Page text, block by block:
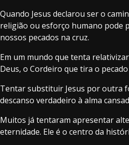
Quando Jesus declarou ser o
religião ou esforço humano pode
nossos pecados na cruz.
Em um mundo que tenta
Deus, o Cordeiro que tira o
Tentar substituir Jesus por outra
descanso verdadeiro à alma
Muitos já tentaram apresentar
eternidade. Ele é o centro da